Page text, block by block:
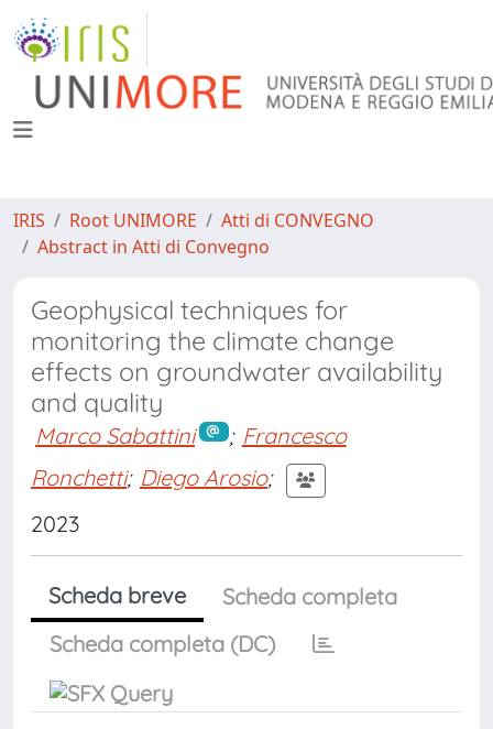
IRIS Root UNIMORE
Atti di CONVEGNO
Abstract in Atti di Convegno
Geophysical techniques for
monitoring the climate change
effects on groundwater availability
and quality
Marco Sabattini ; Francesco
Ronchetti; Diego Arosio;
2023
Scheda breve
Scheda completa
Scheda completa (DC)